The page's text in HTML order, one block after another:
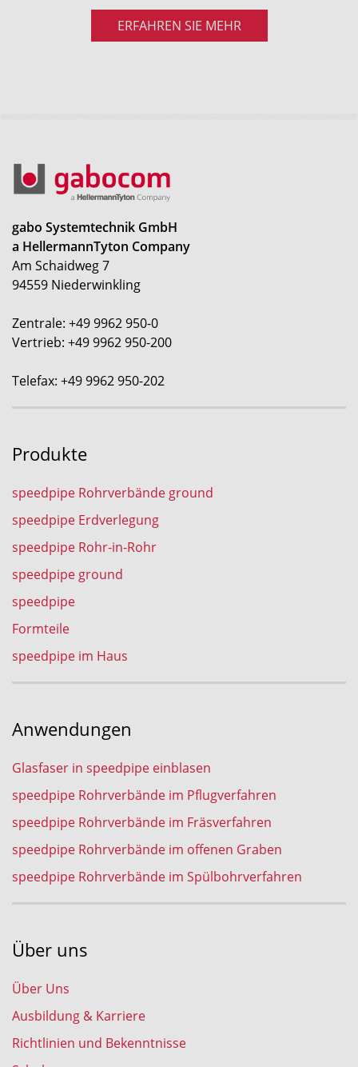
ERFAHREN SIE MEHR
gabo Systemtechnik GmbH
a HellermannTyton Company
Am Schaidweg 7
94559 Niederwinkling
Zentrale: +49 9962 950-0
Vertrieb: +49 9962 950-200
Telefax: +49 9962 950-202
Produkte
speedpipe Rohrverbände ground
speedpipe Erdverlegung
speedpipe Rohr-in-Rohr
speedpipe ground
speedpipe
Formteile
speedpipe im Haus
Anwendungen
Glasfaser in speedpipe einblasen
speedpipe Rohrverbände im Pflugverfahren
speedpipe Rohrverbände im Fräsverfahren
speedpipe Rohrverbände im offenen Graben
speedpipe Rohrverbände im Spülbohrverfahren
Über uns
Über Uns
Ausbildung & Karriere
Richtlinien und Bekenntnisse